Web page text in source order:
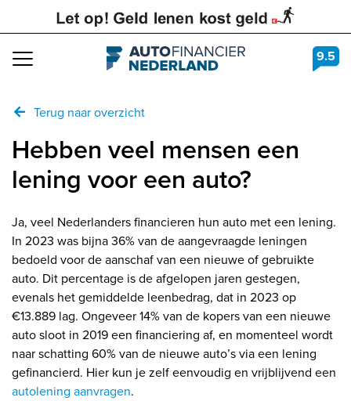
Navigation 9.5
Terug naar overzicht
Hebben veel mensen een
lening voor een auto?
Ja, veel Nederlanders financieren hun auto met een lening.
In 2023 was bijna 36% van de aangevraagde leningen
bedoeld voor de aanschaf van een nieuwe of gebruikte
auto. Dit percentage is de afgelopen jaren gestegen,
evenals het gemiddelde leenbedrag, dat in 2023 op
€13.889 lag. Ongeveer 14% van de kopers van een nieuwe
auto sloot in 2019 een financiering af, en momenteel wordt
naar schatting 60% van de nieuwe auto’s via een lening
gefinancierd. Hier kun je zelf eenvoudig en vrijblijvend een
autolening aanvragen.